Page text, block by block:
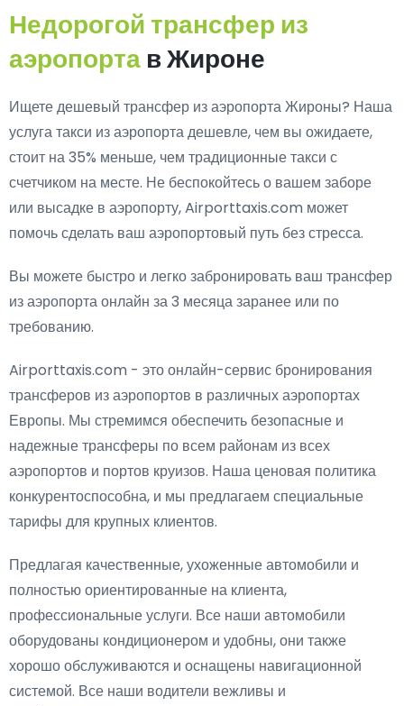
Недорогой трансфер из
аэропорта в Жироне
Ищете дешевый трансфер из аэропорта Жироны? Наша
услуга такси из аэропорта дешевле, чем вы ожидаете,
стоит на 35% меньше, чем традиционные такси с
счетчиком на месте. Не беспокойтесь о вашем заборе
или высадке в аэропорту, Airporttaxis.com может
помочь сделать ваш аэропортовый путь без стресса.
Вы можете быстро и легко забронировать ваш трансфер
из аэропорта онлайн за 3 месяца заранее или по
требованию.
Airporttaxis.com - это онлайн-сервис бронирования
трансферов из аэропортов в различных аэропортах
Европы. Мы стремимся обеспечить безопасные и
надежные трансферы по всем районам из всех
аэропортов и портов круизов. Наша ценовая политика
конкурентоспособна, и мы предлагаем специальные
тарифы для крупных клиентов.
Предлагая качественные, ухоженные автомобили и
полностью ориентированные на клиента,
профессиональные услуги. Все наши автомобили
оборудованы кондиционером и удобны, они также
хорошо обслуживаются и оснащены навигационной
системой. Все наши водители вежливы и